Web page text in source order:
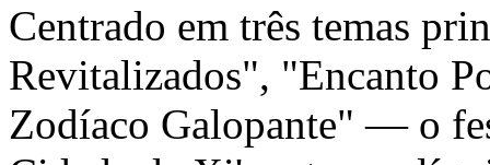
Centrado em três temas
Revitalizados", "Encanto
Zodíaco Galopante" — o